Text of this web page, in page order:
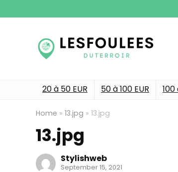
20 à 50 EUR 50 à 100 EUR 100
Home » 13.jpg » 13.jpg
13.jpg
Stylishweb
September 15, 2021